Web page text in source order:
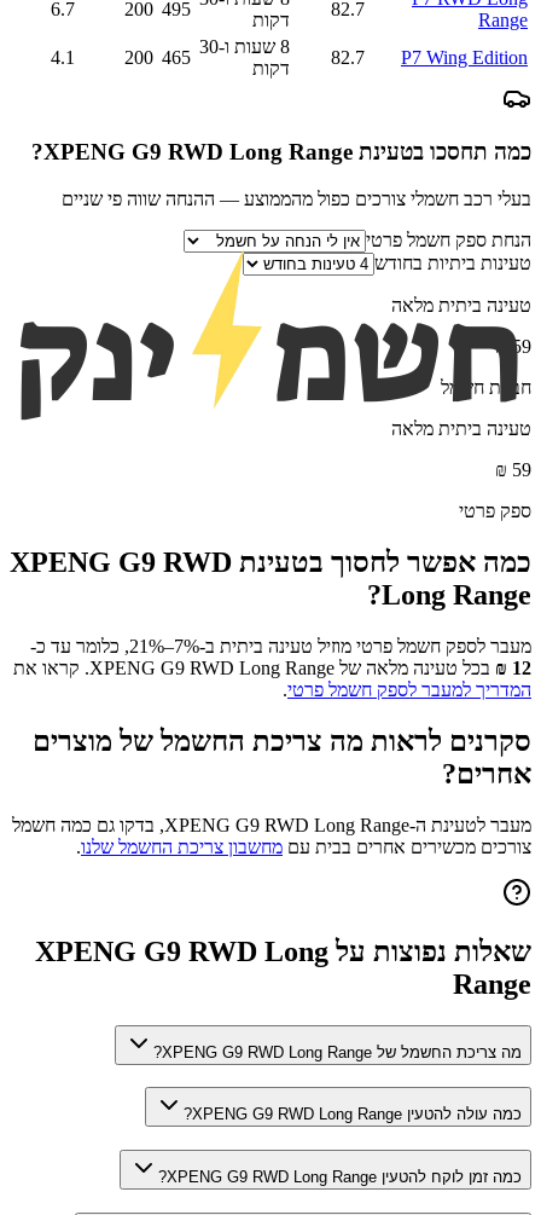
Range
82.7
דקות
495
200
6.7
P7 Wing Edition
82.7
8 שעות ו-30
דקות
465
200
4.1
כמה תחסכו בטעינת XPENG G9 RWD Long Range
?
בעלי רכב חשמלי צורכים כפול מהממוצע — ההנחה שווה פי שניים
הנחת ספק חשמל פרטי
טעינות ביתיות בחודש
טעינה ביתית מלאה
59
₪
חברת חשמל
טעינה ביתית מלאה
59
₪
ספק פרטי
כמה אפשר לחסוך בטעינת XPENG G9 RWD
Long Range
?
מעבר לספק חשמל פרטי מוזיל טעינה ביתית ב-7%–21%, כלומר עד כ-
12
₪ בכל טעינה מלאה של XPENG G9 RWD Long Range. קראו את
המדריך למעבר לספק חשמל פרטי.
סקרנים לראות מה צריכת החשמל של מוצרים
אחרים?
מעבר לטעינת ה-XPENG G9 RWD Long Range, בדקו גם כמה חשמל
צורכים מכשירים אחרים בבית עם מחשבון צריכת החשמל שלנו.
שאלות נפוצות עלXPENG G9 RWD Long
Range
מה צריכת החשמל של XPENG G9 RWD Long Range?
כמה עולה להטעין XPENG G9 RWD Long Range?
כמה זמן לוקח להטעין XPENG G9 RWD Long Range?